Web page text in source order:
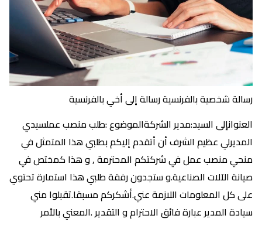
رسالة شخصية بالفرنسية رسالة إلى أخي بالفرنسية
العنوانإلى السيد:مدير الشركةالموضوع :طلب منصب عملسيدي
المديرلي عظيم الشرف أن أتقدم إليكم بطلبي هذا المتمثل في
منحي منصب عمل في شركتكم المحترمة , و هذا كمختص في
صيانة الآلات الصناعية.و ستجدون رفقة طلبي هذا استمارة تحتوي
على كل المعلومات اللازمة عني.أشكركم مسبقا.تقبلوا مني
سيادة المدير عبارة فائق الاحترام و التقدير .المعني بالأمر